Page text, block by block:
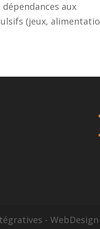
aux
(jeux,
- WebDesign